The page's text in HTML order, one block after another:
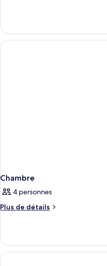
le
type
de
Chambre
4 personnes
Plus de détails
Plus
le
type
de